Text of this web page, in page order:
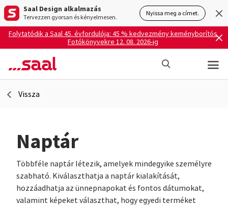
Saal Design alkalmazás
Tervezzen gyorsan és kényelmesen. Nyissa meg a címet.
Folytatódik a Saal 45. évfordulója: 45 % kedvezmény keményborítós
Fotókönyvekre 12. 08. 2026-ig
Vissza
Naptár
Többféle naptár létezik, amelyek mindegyike személyre
szabható. Kiválaszthatja a naptár kialakítását,
hozzáadhatja az ünnepnapokat és fontos dátumokat,
valamint képeket választhat, hogy egyedi terméket